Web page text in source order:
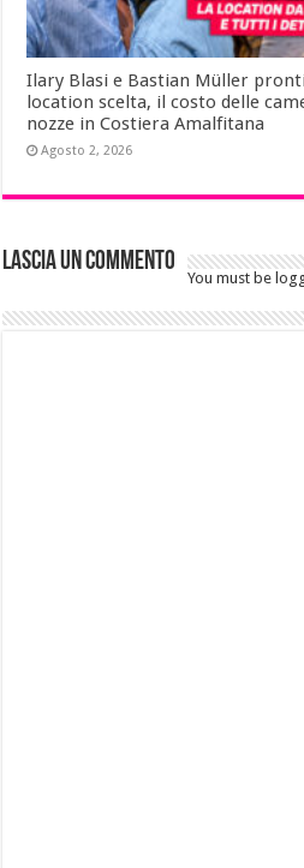
Ilary Blasi e Bastian Müller
location scelta, il costo delle
nozze in Costiera Amalfitana
Agosto 2, 2026
Lascia un commento
You must be